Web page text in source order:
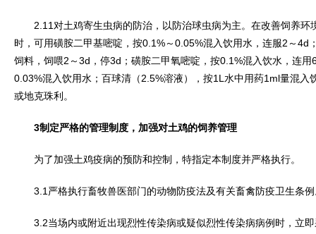
2.11对土鸡寄生虫病的防治，以防治球虫病为主。在改善饲养环
时，可用磺胺二甲基嘧啶，按0.1%～0.05%混入饮用水，连服2～4d
饲料，饲喂2～3d，停3d；磺胺二甲氧嘧啶，按0.1%混入饮水，连
0.03%混入饮用水；百球清（2.5%溶液），按1L水中用药1ml量混入
或地克珠利。
3制定严格的管理制度，加强对土鸡的饲养管理
为了加强土鸡疫病的预防和控制，特指定本制度并严格执行。
3.1严格执行畜牧兽医部门的动物防疫法及有关畜禽防疫卫生条例
3.2当场内或附近出现烈性传染病或疑似烈性传染病病例时，立即